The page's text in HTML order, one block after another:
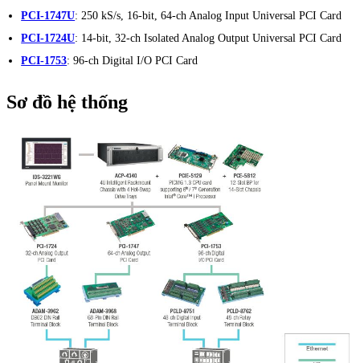
PCI-1747U: 250 kS/s, 16-bit, 64-ch Analog Input Universal PCI Card
PCI-1724U: 14-bit, 32-ch Isolated Analog Output Universal PCI Card
PCI-1753: 96-ch Digital I/O PCI Card
Sơ đồ hệ thống